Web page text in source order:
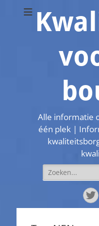
Alle informatie
één plek |
Zoeken
naar: